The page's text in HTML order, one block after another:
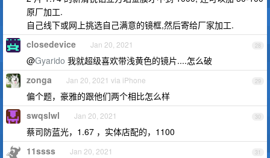
原厂加工.
自己线下或网上挑选自己满意的镜框,然后寄给厂家加工.
28
closedevice Jan 20, 2021
@Gyarido 我就超级喜欢带浅黄色的镜片....怎么破
29
zonga Jan 20, 2021 via iPhone
偏个题，豪雅的跟他们两个相比怎么样
30
swqslwl Jan 20, 2021
蔡司防蓝光，1.67 ，实体店配的，1100
31
11ssss Jan 20, 2021